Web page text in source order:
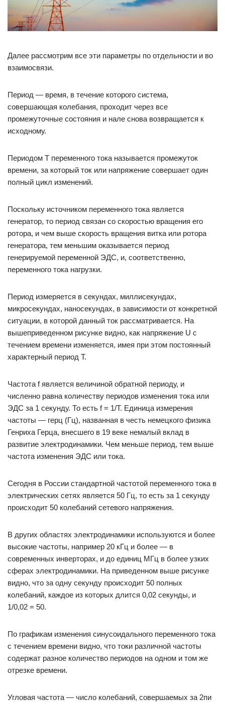
Далее рассмотрим все эти параметры по отдельности и во
взаимосвязи.
Период — время, в течение которого система,
совершающая колебания, проходит через все
промежуточные состояния и нале снова возвращается к
исходному.
Периодом Т переменного тока называется промежуток
времени, за который ток или напряжение совершает один
полный цикл изменений.
Поскольку источником переменного тока является
генератор, то период связан со скоростью вращения его
ротора, и чем выше скорость вращения витка или ротора
генератора, тем меньшим оказывается период
генерируемой переменной ЭДС, и, соответственно,
переменного тока нагрузки.
Период измеряется в секундах, миллисекундах,
микросекундах, наносекундах, в зависимости от конкретной
ситуации, в которой данный ток рассматривается. На
вышеприведенном рисунке видно, как напряжение U с
течением времени изменяется, имея при этом постоянный
характерный период Т.
Частота f является величиной обратной периоду, и
численно равна количеству периодов изменения тока или
ЭДС за 1 секунду. То есть f = 1/Т. Единица измерения
частоты — герц (Гц), названная в честь немецкого физика
Генриха Герца, внесшего в 19 веке немалый вклад в
развитие электродинамики. Чем меньше период, тем выше
частота изменения ЭДС или тока.
Сегодня в России стандартной частотой переменного тока в
электрических сетях является 50 Гц, то есть за 1 секунду
происходит 50 колебаний сетевого напряжения.
В других областях электродинамики используются и более
высокие частоты, например 20 кГц и более — в
современных инверторах, и до единиц МГц в более узких
сферах электродинамики. На приведенном выше рисунке
видно, что за одну секунду происходит 50 полных
колебаний, каждое из которых длится 0,02 секунды, и
1/0,02 = 50.
По графикам изменения синусоидального переменного тока
с течением времени видно, что токи различной частоты
содержат разное количество периодов на одном и том же
отрезке времени.
Угловая частота — число колебаний, совершаемых за 2пи